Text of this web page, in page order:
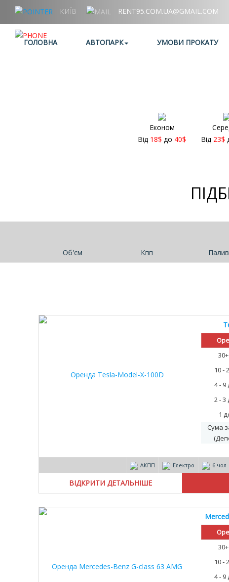
КИЇВ RENT95.COM.UA@GMAIL.COM
ГОЛОВНА
АВТОПАРК УМОВИ ПРОКАТУ
Економ
Від 18$ до 40$
Від 23$
Об'єм Кпп
10 -
4 - 9
2 - 3
1
Сума
АКПП Електро 6 чол
ВІДКРИТИ ДЕТАЛЬНІШЕ
10 -
4 - 9